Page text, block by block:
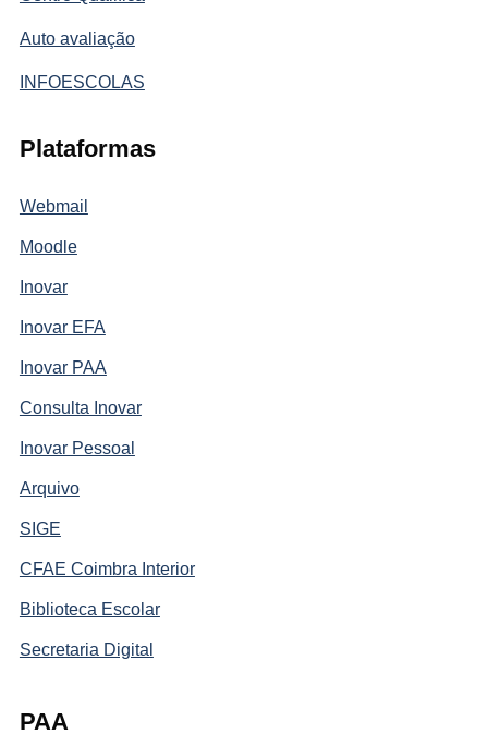
Auto avaliação
INFOESCOLAS
Plataformas
Webmail
Moodle
Inovar
Inovar EFA
Inovar PAA
Consulta Inovar
Inovar Pessoal
Arquivo
SIGE
CFAE Coimbra Interior
Biblioteca Escolar
Secretaria Digital
PAA